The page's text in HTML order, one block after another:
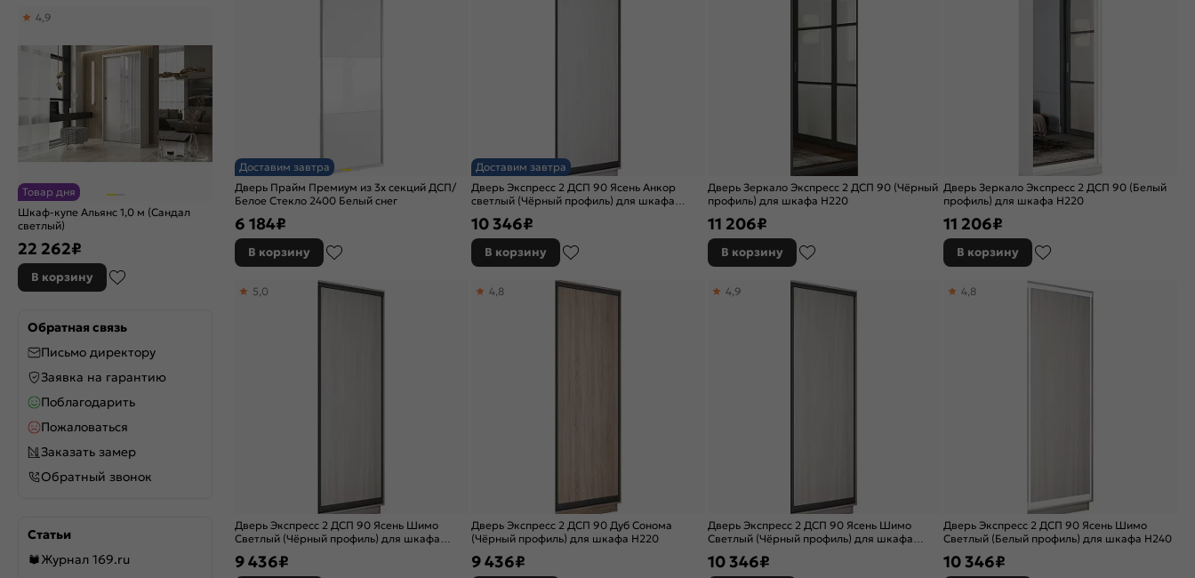
Товар дня
Шкаф-купе Альянс 1,0 м (Сандал
светлый)
4,9
22 262₽
В корзину
Обратная связь
Письмо директору
Заявка на гарантию
Поблагодарить
Пожаловаться
Заказать замер
Обратный звонок
Статьи
Журнал 169.ru
Доставим завтра
Дверь Прайм Премиум из 3х секций ДСП/
Белое Стекло 2400 Белый снег
6 184₽
В корзину
Доставим завтра
Дверь Экспресс 2 ДСП 90 Ясень Анкор
светлый (Чёрный профиль) для шкафа
10 346₽
В корзину
Дверь Зеркало Экспресс 2 ДСП 90 (Чёрный
профиль) для шкафа Н220
11 206₽
В корзину
Дверь Зеркало Экспресс 2 ДСП 90 (Белый
профиль) для шкафа Н220
11 206₽
В корзину
Дверь Экспресс 2 ДСП 90 Ясень Шимо
Светлый (Чёрный профиль) для шкафа
5,0
9 436₽
Дверь Экспресс 2 ДСП 90 Дуб Сонома
(Чёрный профиль) для шкафа Н220
4,8
9 436₽
Дверь Экспресс 2 ДСП 90 Ясень Шимо
Светлый (Чёрный профиль) для шкафа
4,9
10 346₽
Дверь Экспресс 2 ДСП 90 Ясень Шимо
Светлый (Белый профиль) для шкафа Н240
4,8
10 346₽